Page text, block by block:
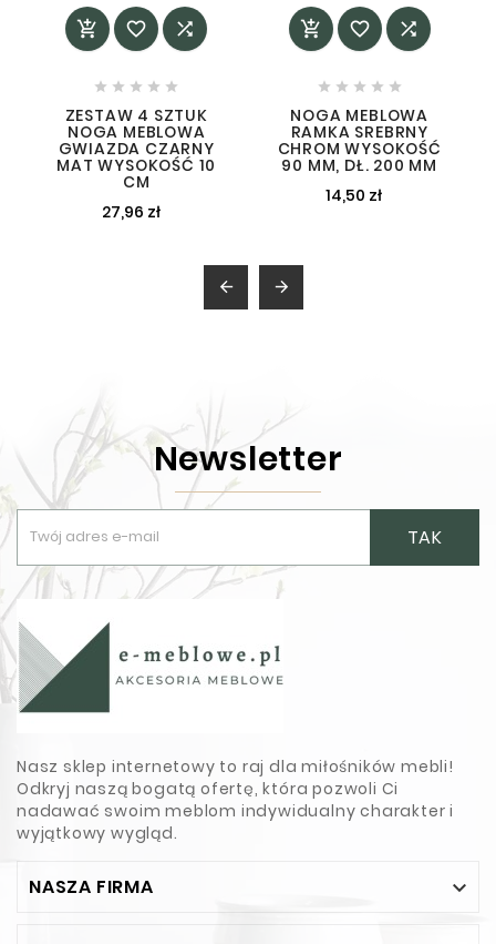
  
    
ZESTAW 4 SZTUK
NOGA MEBLOWA
GWIAZDA CZARNY
MAT WYSOKOŚĆ 10
CM
27,96 zł
  
    
NOGA MEBLOWA
RAMKA SREBRNY
CHROM WYSOKOŚĆ
90 MM, DŁ. 200 MM
14,50 zł
 
Newsletter
TAK
Nasz sklep internetowy to raj dla miłośników mebli!
Odkryj naszą bogatą ofertę, która pozwoli Ci
nadawać swoim meblom indywidualny charakter i
wyjątkowy wygląd.
NASZA FIRMA 